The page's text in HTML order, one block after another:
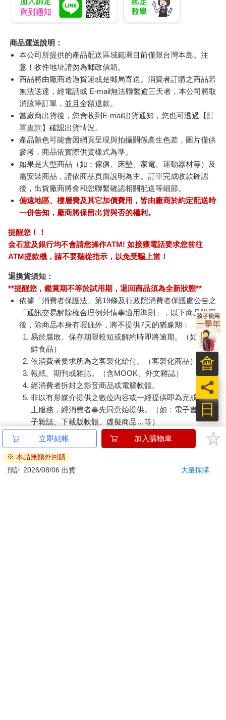
商品運送說明：
本公司所提供的產品配送區域範圍目前僅限台灣本島。注
意！收件地址請勿為郵政信箱。
商品將由廠商透過貨運或是郵局寄送。消費者訂購之商品若
無法送達，經電話或 E-mail無法聯繫逾三天者，本公司將取
消該筆訂單，並且全額退款。
當廠商出貨後，您會收到E-mail出貨通知，您也可透過【訂
單查詢】確認出貨情況。
產品顏色可能會因網頁呈現與拍攝關係產生色差，圖片僅供
參考，商品依實際供貨樣式為準。
如果是大型商品（如：傢俱、床墊、家電、運動器材等）及
需安裝商品，請依商品頁面說明為主。訂單完成收款確認
後，出貨廠商將會和您聯繫確認相關配送等細節。
偏遠地區、樓層費及其它加價費用，皆由廠商於約定配送時
一併告知，廠商將保留出貨與否的權利。
提醒您！！
金石堂及銀行均不會請您操作ATM! 如接獲電話要求您前往
ATM提款機，請不要聽從指示，以免受騙上當！
退換貨須知：
**提醒您，鑑賞期不等於試用期，退回商品須為全新狀態**
依據「消費者保護法」第19條及行政院消費者保護處公告之
「通訊交易解除權合理例外情事適用準則」，以下商品購買
後，除商品本身有瑕疵外，將不提供7天的猶豫期：
易於腐敗、保存期限較短或解約時即將逾期。（如：生
鮮食品）
依消費者要求所為之客製化給付。（客製化商品）
報紙、期刊或雜誌。（含MOOK、外文雜誌）
經消費者拆封之影音商品或電腦軟體。
非以有形媒介提供之數位內容或一經提供即為完成之線
上服務，經消費者事先同意始提供。（如：電子書、電
子雜誌、下載版軟體、虛擬商品…等）
已拆封之個人衛生用品。（如：內衣褲、刮鬍刀、除毛
刀…等）
若非上列種類商品，均享有到貨7天的猶豫期（含例假
日）。
立即結帳 加入購物車
※ 本品無額外回饋
預計 2026/08/06 出貨
大量採購
日
員
會